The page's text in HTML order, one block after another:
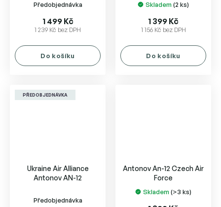
Předobjednávka
1 239 Kč bez DPH
1 499 Kč
Do košíku
Skladem (2 ks)
1 156 Kč bez DPH
1 399 Kč
Do košíku
PŘEDOBJEDNÁVKA
Ukraine Air Alliance
Antonov AN-12
Předobjednávka
Antonov An-12 Czech Air
Force
Průměrné
hodnocení
Skladem (>3 ks)